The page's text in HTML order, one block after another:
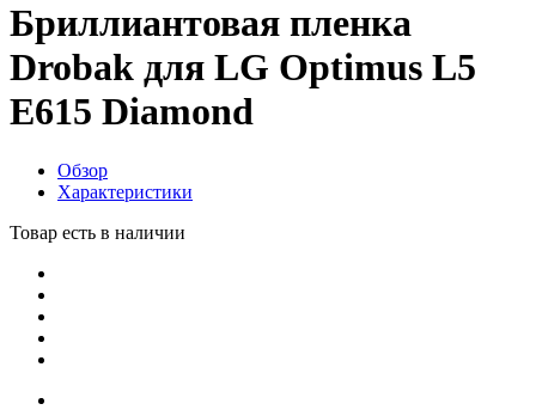
Бриллиантовая пленка
Drobak для LG Optimus L5
E615 Diamond
Обзор
Характеристики
Товар есть в наличии